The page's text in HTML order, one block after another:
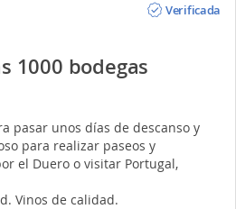
Verificada
1000 bodegas
pasar unos días de descanso y
para realizar paseos y
el Duero o visitar Portugal,
Vinos de calidad.